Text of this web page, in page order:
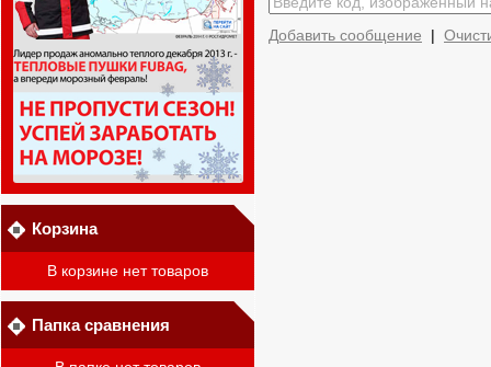
Корзина
В корзине нет товаров
Папка сравнения
Добавить сообщение